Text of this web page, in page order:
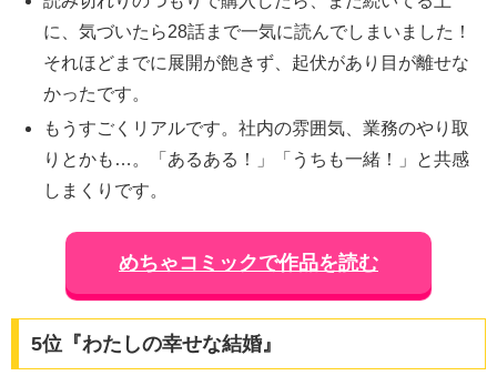
に、気づいたら28話まで一気に読んでしまいました！
それほどまでに展開が飽きず、起伏があり目が離せな
かったです。
もうすごくリアルです。社内の雰囲気、業務のやり取
りとかも…。「あるある！」「うちも一緒！」と共感
しまくりです。
めちゃコミックで作品を読む
5位『わたしの幸せな結婚』